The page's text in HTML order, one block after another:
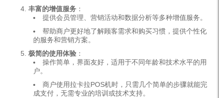
丰富的增值服务：
提供会员管理、营销活动和数据分析等多种增值服务。
帮助商户更好地了解顾客需求和购买习惯，提供个性化
的服务和营销方案。
极简的使用体验：
操作简单，界面友好，适用于不同年龄和技术水平的用
户。
商户使用拉卡拉POS机时，只需几个简单的步骤就能完
成支付，无需专业的培训或技术支持。